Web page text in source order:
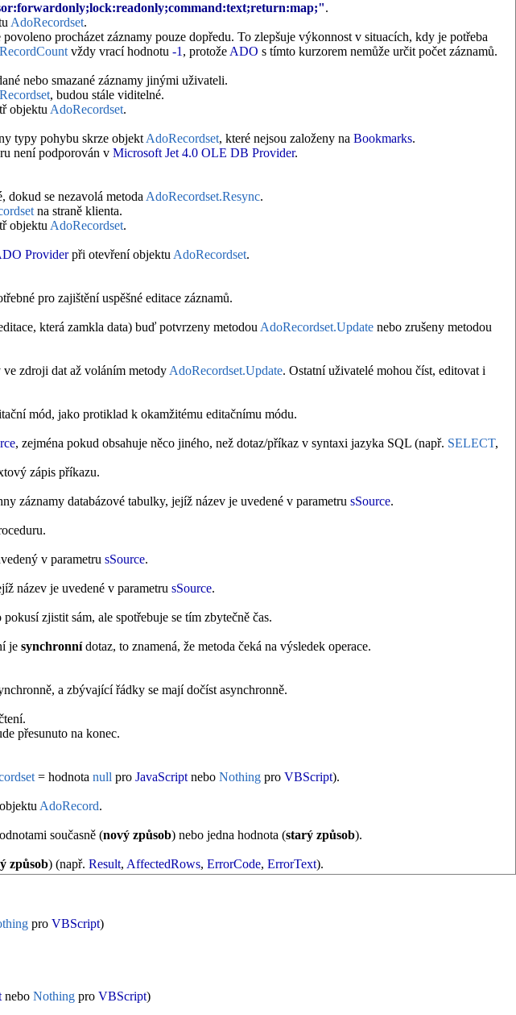
.
AdoRecordset.
procházet záznamy pouze dopředu. To zlepšuje výkonnost v situacích, kdy je potřeba
vždy vrací hodnotu -1 , protože ADO s tímto kurzorem nemůže určit počet záznamů.
nebo smazané záznamy jinými uživateli.
, budou stále viditelné.
objektu AdoRecordset.
typy pohybu skrze objekt AdoRecordset, které nejsou založeny na Bookmarks.
není podporován v Microsoft Jet 4.0 OLE DB Provider.
dokud se nezavolá metoda AdoRecordset.Resync.
na straně klienta.
objektu AdoRecordset.
Providerpři otevření objektu AdoRecordset.
pro zajištění uspěšné editace záznamů.
která zamkla data) buď potvrzeny metodou AdoRecordset.Updatenebo zrušeny metodou
zdroji dat až voláním metody AdoRecordset.Update. Ostatní uživatelé mohou číst, editovat i
mód, jako protiklad k okamžitému editačnímu módu.
, zejména pokud obsahuje něco jiného, než dotaz/příkaz v syntaxi jazyka SQL (např. SELECT,
zápis příkazu.
záznamy databázové tabulky, jejíž název je uvedené v parametru sSource.
v parametru sSource.
název je uvedené v parametru sSource.
zjistit sám, ale spotřebuje se tím zbytečně čas.
je synchronnídotaz, to znamená, že metoda čeká na výsledek operace.
a zbývající řádky se mají dočíst asynchronně.
přesunuto na konec.
= hodnota null pro JavaScriptnebo Nothingpro VBScript).
AdoRecord.
současně (nový způsob) nebo jedna hodnota (starý způsob).
způsob) (např. Result, AffectedRows, ErrorCode, ErrorText).
pro VBScript)
nebo Nothing pro VBScript)